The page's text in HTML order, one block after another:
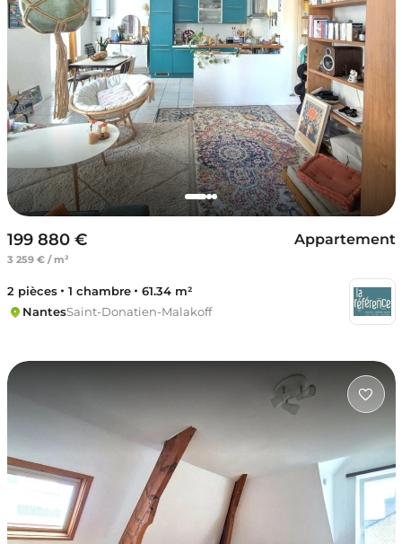
199 880 €
3 259 € / m²
Appartement
2 pièces 1 chambre
61.34 m²
NantesSaint-Donatien-Malakoff